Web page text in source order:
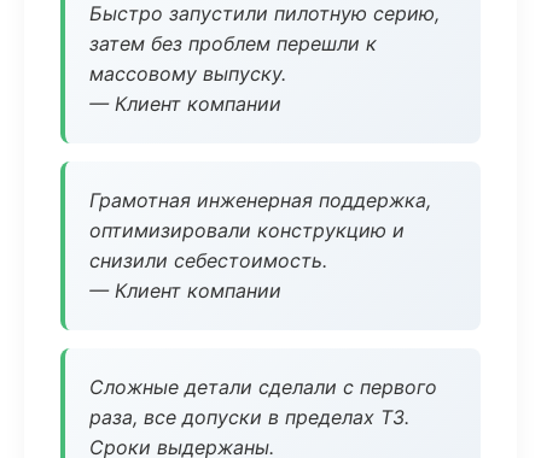
Быстро запустили пилотную серию,
затем без проблем перешли к
массовому выпуску.
— Клиент компании
Грамотная инженерная поддержка,
оптимизировали конструкцию и
снизили себестоимость.
— Клиент компании
Сложные детали сделали с первого
раза, все допуски в пределах ТЗ.
Сроки выдержаны.